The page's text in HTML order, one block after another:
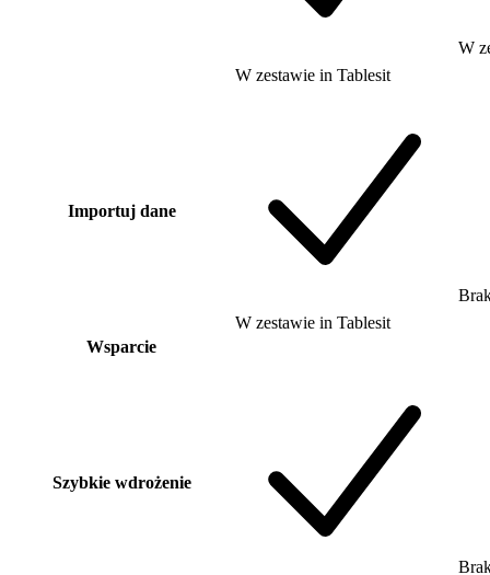
W zestawie in Tablesit
W
Importuj dane
W zestawie in Tablesit
Wsparcie
Szybkie wdrożenie